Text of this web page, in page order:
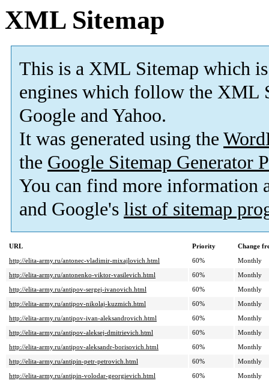
XML Sitemap
This is a XML Sitemap which is
engines which follow the XML
Google and Yahoo.
It was generated using the
the Google Sitemap Generator
You can find more information
and Google's list of sitemap
URL Priority
Change
http://elita-army.ru/antonec-vladimir-mixajlovich.html
60%
Monthly
http://elita-army.ru/antonenko-viktor-vasilevich.html
60%
Monthly
http://elita-army.ru/antipov-sergej-ivanovich.html
60%
Monthly
http://elita-army.ru/antipov-nikolaj-kuzmich.html
60%
Monthly
http://elita-army.ru/antipov-ivan-aleksandrovich.html
60%
Monthly
http://elita-army.ru/antipov-aleksej-dmitrievich.html
60%
Monthly
http://elita-army.ru/antipov-aleksandr-borisovich.html
60%
Monthly
http://elita-army.ru/antipin-petr-petrovich.html
60%
Monthly
http://elita-army.ru/antipin-volodar-georgievich.html
60%
Monthly